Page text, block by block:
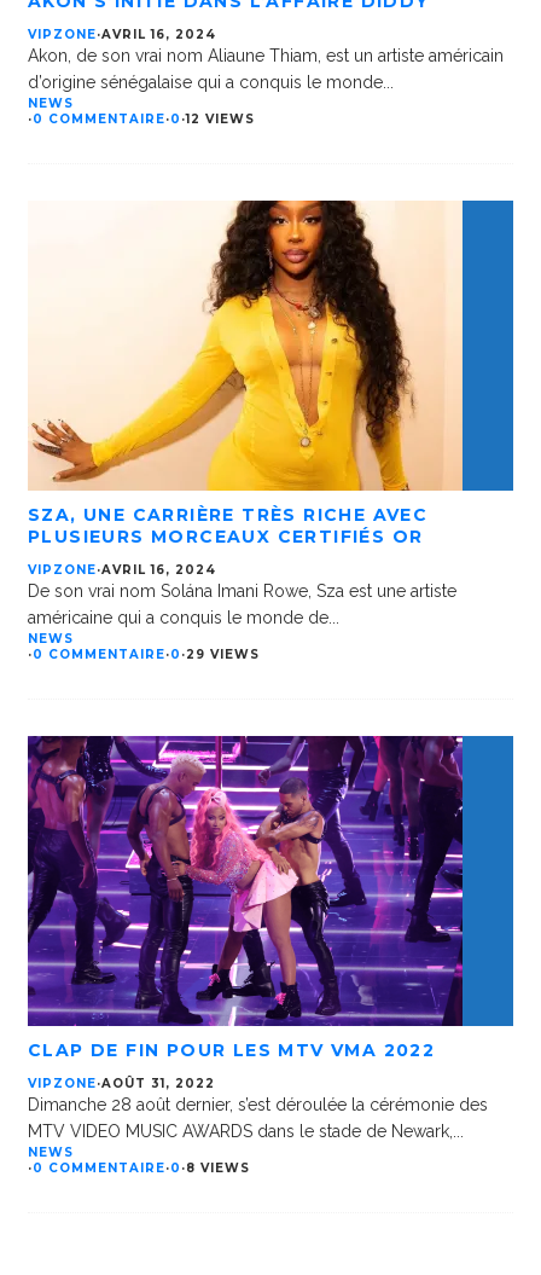
VIPZONE·AVRIL 16, 2024
Akon, de son vrai nom Aliaune Thiam, est un artiste américain
d’origine sénégalaise qui a conquis le monde
NEWS
·0 COMMENTAIRE·0 ·12 VIEWS
SZA, UNE CARRIÈRE TRÈS RICHE AVEC
PLUSIEURS MORCEAUX CERTIFIÉS OR
VIPZONE·AVRIL 16, 2024
De son vrai nom Solána Imani Rowe, Sza est une artiste
américaine qui a conquis le monde de
NEWS
·0 COMMENTAIRE·0 ·29 VIEWS
CLAP DE FIN POUR LES MTV VMA 2022
VIPZONE·AOÛT 31, 2022
Dimanche 28 août dernier, s’est déroulée la cérémonie des
MTV VIDEO MUSIC AWARDS dans le stade de Newark,
NEWS
·0 COMMENTAIRE·0 ·8 VIEWS